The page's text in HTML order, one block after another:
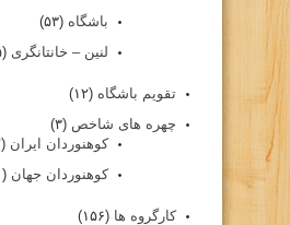
باشگاه (۵۳)
لنین – خانتانگری (۵)
تقویم باشگاه (۱۲)
چهره های شاخص (۳)
کوهنوردان ایران (۲)
کوهنوردان جهان (۱)
کارگروه ها (۱۵۶)